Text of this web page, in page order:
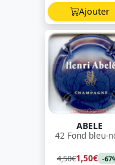
Ajouter
ABELE
42 Fond bleu-
4,50€1,50€ -